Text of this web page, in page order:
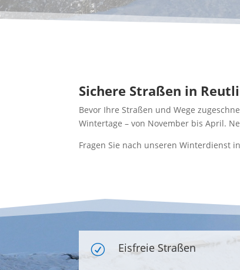
Sichere Straßen in
Bevor Ihre Straßen und Wege
Wintertage – von November bis April.
Fragen Sie nach unseren Winterdienst
R Eisfreie Straßen